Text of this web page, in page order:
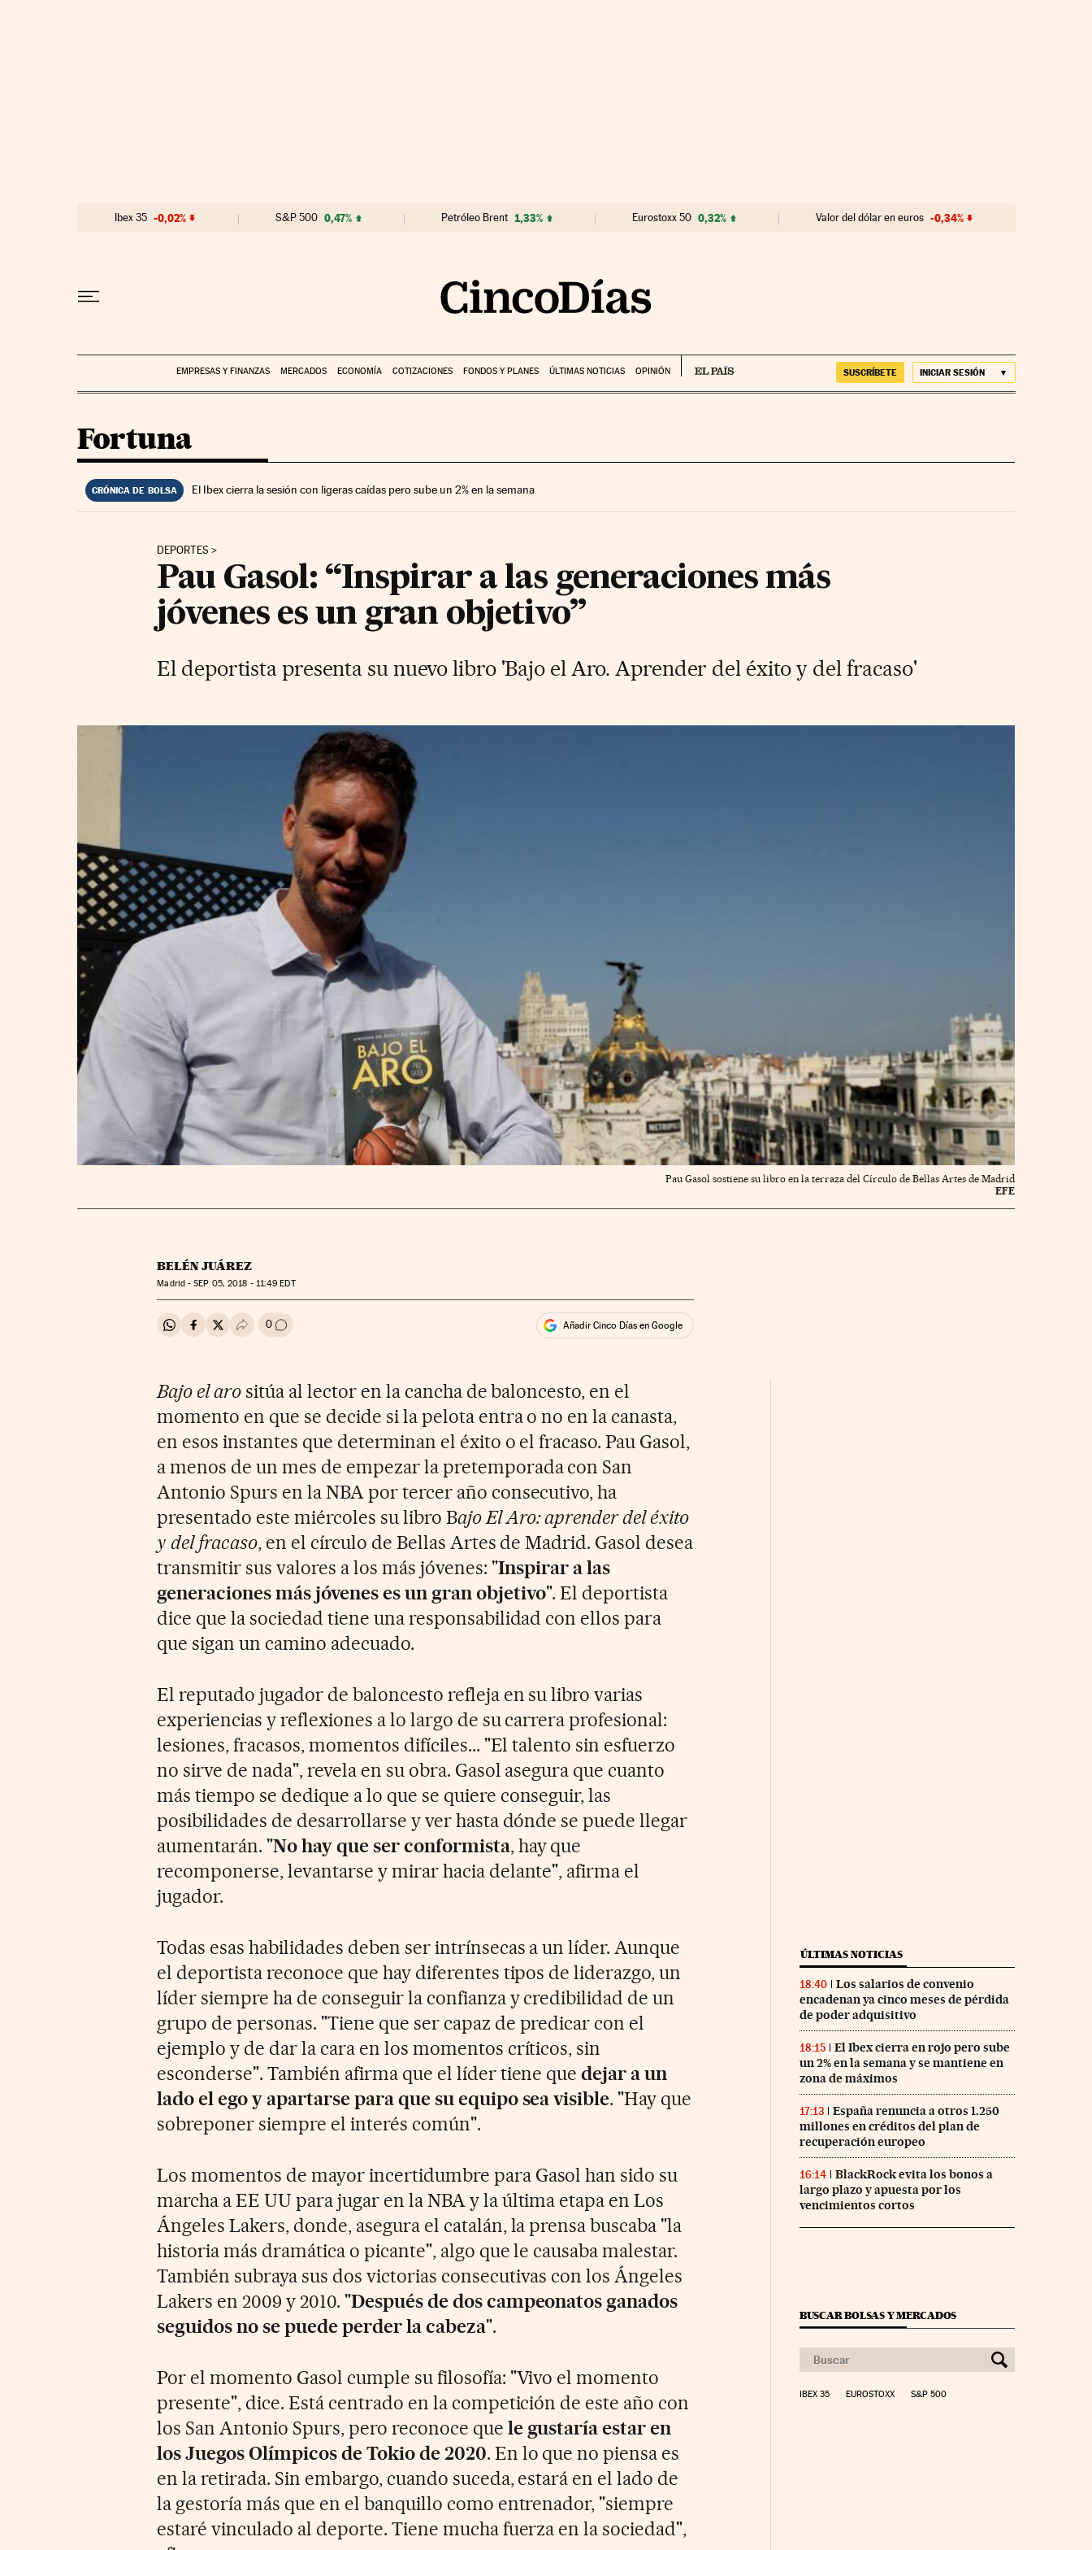
Ibex 35 -0,02% S&P 500 0,47% Petróleo Brent 1,33% Eurostoxx 50 0,32% Valor del dólar en euros -0,34%
EMPRESAS Y FINANZAS MERCADOS ECONOMÍA COTIZACIONES FONDOS Y PLANES ÚLTIMAS NOTICIAS OPINIÓN SUSCRÍBETE INICIAR SESIÓN
Fortuna
CRÓNICA DE BOLSA El Ibex cierra la sesión con ligeras caídas pero sube un 2% en la semana
DEPORTES
Pau Gasol: “Inspirar a las generaciones más
jóvenes es un gran objetivo”
El deportista presenta su nuevo libro 'Bajo el Aro. Aprender del éxito y del fracaso'
Pau Gasol sostiene su libro en la terraza del Círculo de Bellas Artes de Madrid
EFE
BELÉN JUÁREZ
Madrid -SEP 05, 2018 - 11:49 EDT
Compartir en Whatsapp
Compartir en Facebook
Compartir en Twitter
Desplegar Redes Sociales
0 Ir a los comentarios Añadir Cinco Días en Google
Bajo el aro sitúa al lector en la cancha de baloncesto, en el
momento en que se decide si la pelota entra o no en la canasta,
en esos instantes que determinan el éxito o el fracaso. Pau Gasol,
a menos de un mes de empezar la pretemporada con San
Antonio Spurs en la NBA por tercer año consecutivo, ha
presentado este miércoles su libro Bajo El Aro: aprender del éxito
y del fracaso, en el círculo de Bellas Artes de Madrid. Gasol desea
transmitir sus valores a los más jóvenes: "Inspirar a las
generaciones más jóvenes es un gran objetivo". El deportista
dice que la sociedad tiene una responsabilidad con ellos para
que sigan un camino adecuado.
El reputado jugador de baloncesto refleja en su libro varias
experiencias y reflexiones a lo largo de su carrera profesional:
lesiones, fracasos, momentos difíciles... "El talento sin esfuerzo
no sirve de nada", revela en su obra. Gasol asegura que cuanto
más tiempo se dedique a lo que se quiere conseguir, las
posibilidades de desarrollarse y ver hasta dónde se puede llegar
aumentarán. "No hay que ser conformista, hay que
recomponerse, levantarse y mirar hacia delante", afirma el
jugador.
Todas esas habilidades deben ser intrínsecas a un líder. Aunque
el deportista reconoce que hay diferentes tipos de liderazgo, un
líder siempre ha de conseguir la confianza y credibilidad de un
grupo de personas. "Tiene que ser capaz de predicar con el
ejemplo y de dar la cara en los momentos críticos, sin
esconderse". También afirma que el líder tiene quedejar a un
lado el ego y apartarse para que su equipo sea visible. "Hay que
sobreponer siempre el interés común".
Los momentos de mayor incertidumbre para Gasol han sido su
marcha a EE UU para jugar en la NBA y la última etapa en Los
Ángeles Lakers, donde, asegura el catalán, la prensa buscaba "la
historia más dramática o picante", algo que le causaba malestar.
También subraya sus dos victorias consecutivas con los Ángeles
Lakers en 2009 y 2010. "Después de dos campeonatos ganados
seguidos no se puede perder la cabeza".
Por el momento Gasol cumple su filosofía: "Vivo el momento
presente", dice. Está centrado en la competición de este año con
los San Antonio Spurs, pero reconoce que le gustaría estar en
los Juegos Olímpicos de Tokio de 2020. En lo que no piensa es
en la retirada. Sin embargo, cuando suceda, estará en el lado de
la gestoría más que en el banquillo como entrenador, "siempre
estaré vinculado al deporte. Tiene mucha fuerza en la sociedad",
ÚLTIMAS NOTICIAS
18:40
Los salarios de convenio
encadenan ya cinco meses de pérdida
de poder adquisitivo
18:15
El Ibex cierra en rojo pero sube
un 2% en la semana y se mantiene en
zona de máximos
17:13
España renuncia a otros 1.250
millones en créditos del plan de
recuperación europeo
16:14
BlackRock evita los bonos a
largo plazo y apuesta por los
vencimientos cortos
BUSCAR BOLSAS Y MERCADOS
IBEX 35 EUROSTOXX S&P 500